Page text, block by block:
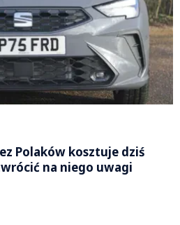
Polaków kosztuje dziś
na niego uwagi